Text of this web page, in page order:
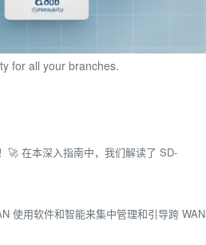
for all your branches.
🚀 在本深入指南中，我们解读了 SD-
使用软件和智能来集中管理和引导跨 WAN